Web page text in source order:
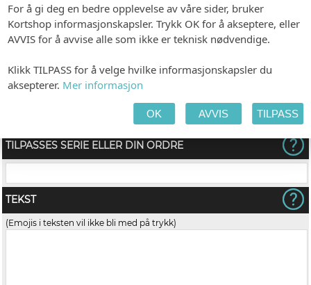
ETIKETTER
TILPASS PRODUKTET HANDLEKURV
TILPASSES SERIE ELLER DIN ORDRE
TEKST
(Emojis i teksten vil ikke bli med på trykk)
For å gi deg en bedre opplevelse av våre sider, bruker
Kortshop informasjonskapsler. Trykk OK for å akseptere, eller
AVVIS for å avvise alle som ikke er teknisk nødvendige.
Klikk TILPASS for å velge hvilke informasjonskapsler du
aksepterer. Mer informasjon
OK AVVIS TILPASS